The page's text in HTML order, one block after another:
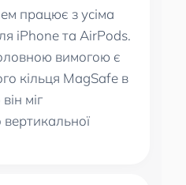
працює з усіма
iPhone та AirPods.
вимогою є
кільця MagSafe в
міг
вертикальної